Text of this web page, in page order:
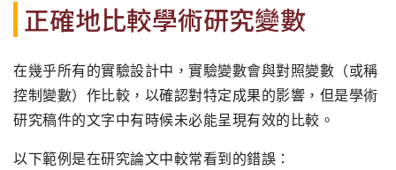
正確地比較學術研究變數
在幾乎所有的實驗設計中，實驗變數會與對照變數（或稱
控制變數）作比較，以確認對特定成果的影響，但是學術
研究稿件的文字中有時候未必能呈現有效的比較。
以下範例是在研究論文中較常看到的錯誤：